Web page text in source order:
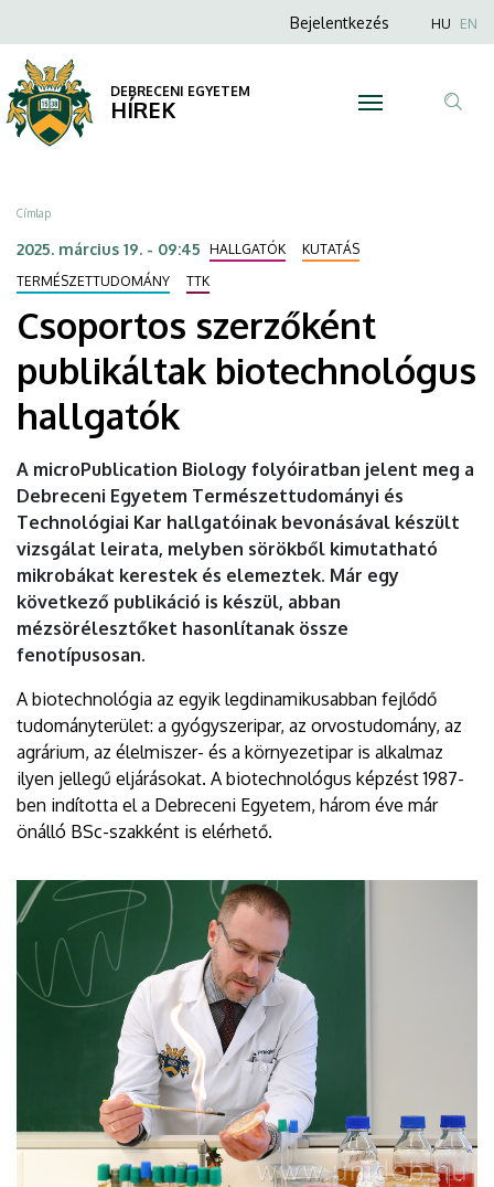
szerzőként
publikáltak
biotechnológus
hallgatók
DEBRECENI
EGYETEM
a
tartalomra
Anonim
menüje
Bejelentkezés HU EN
DEBRECENI EGYETEM
HÍREK
Morzsa
Címlap
2025. március 19. - 09:45 HALLGATÓK
KUTATÁS
TERMÉSZETTUDOMÁNY
TTK
Csoportos szerzőként
publikáltak biotechnológus
hallgatók
A microPublication Biology folyóiratban jelent meg a
Debreceni Egyetem Természettudományi és
Technológiai Kar hallgatóinak bevonásával készült
vizsgálat leirata, melyben sörökből kimutatható
mikrobákat kerestek és elemeztek. Már egy
következő publikáció is készül, abban
mézsörélesztőket hasonlítanak össze
fenotípusosan.
A biotechnológia az egyik legdinamikusabban fejlődő
tudományterület: a gyógyszeripar, az orvostudomány, az
agrárium, az élelmiszer- és a környezetipar is alkalmaz
ilyen jellegű eljárásokat. A biotechnológus képzést 1987-
ben indította el a Debreceni Egyetem, három éve már
önálló BSc-szakként is elérhető.